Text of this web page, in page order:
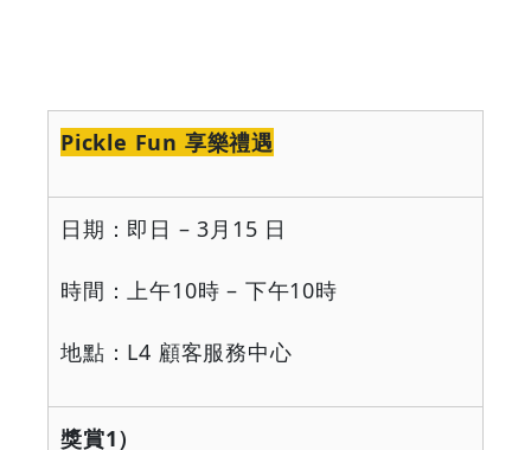
Your
Coupons
Discounts
Pickle Fun 享樂禮遇
日期：即日 – 3月 15 日
時間：上午10時 – 下午10時
地點： L4 顧客服務中心
獎賞1）